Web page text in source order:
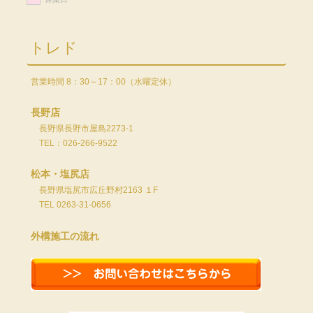
トレド
営業時間 8：30～17：00（水曜定休）
長野店
長野県長野市屋島2273-1
TEL：026-266-9522
松本・塩尻店
長野県塩尻市広丘野村2163 １F
TEL 0263-31-0656
外構施工の流れ